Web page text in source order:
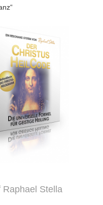
Raphael Stella